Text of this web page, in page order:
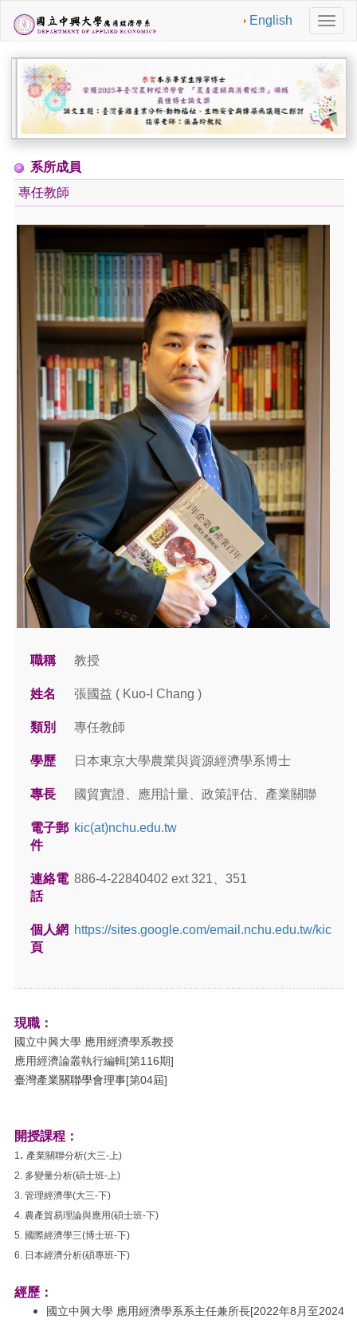
English
切
換
導
航
系所成員
專任教師
職稱 教授
姓名 張國益 ( Kuo-I Chang )
類別 專任教師
學歷 日本東京大學農業與資源經濟學系博士
專長 國貿實證、應用計量、政策評估、產業關聯
電子郵
件
kic(at)nchu.edu.tw
連絡電
話
886-4-22840402 ext 321、351
個人網
頁
https://sites.google.com/email.nchu.edu.tw/kic
現職：
國立中興大學 應用經濟學系教授
應用經濟論叢執行編輯[第116期]
臺灣產業關聯學會理事[第04屆]
開授課程：
1. 產業關聯分析(大三-上)
2. 多變量分析(碩士班-上)
3. 管理經濟學(大三-下)
4. 農產貿易理論與應用(碩士班-下)
5. 國際經濟學三(博士班-下)
6. 日本經濟分析(碩專班-下)
經歷：
國立中興大學 應用經濟學系系主任兼所長[2022年8月至2024